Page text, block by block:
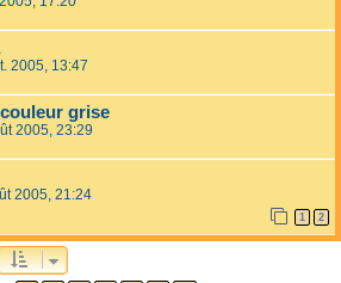
2005, 13:47
grise
2005, 23:29
2005, 21:24
1 2